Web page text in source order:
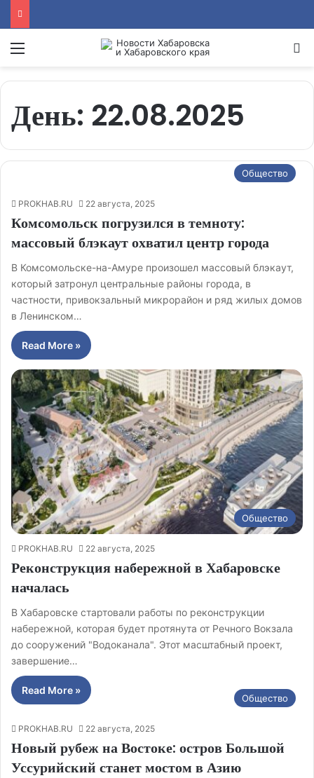
Menu
День: 22.08.2025
Общество
PROKHAB.RU 22 августа, 2025
Комсомольск погрузился в темноту:
массовый блэкаут охватил центр города
В Комсомольске-на-Амуре произошел массовый блэкаут,
который затронул центральные районы города, в
частности, привокзальный микрорайон и ряд жилых домов
в Ленинском…
Read More »
Общество
PROKHAB.RU 22 августа, 2025
Реконструкция набережной в Хабаровске
началась
В Хабаровске стартовали работы по реконструкции
набережной, которая будет протянута от Речного Вокзала
до сооружений "Водоканала". Этот масштабный проект,
завершение…
Read More »
Общество
PROKHAB.RU 22 августа, 2025
Новый рубеж на Востоке: остров Большой
Уссурийский станет мостом в Азию